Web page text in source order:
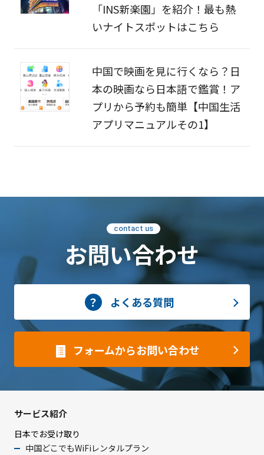
「INS新楽園」を紹介！最も熱
いナイトスポットはこちら
中国で映画を見に行くなら？日
本の映画なら日本語で鑑賞！ア
プリから予約も簡単【中国生活
アプリマニュアルその1】
contact us
お問い合わせ
よくある質問
フォームからお問い合わせ
サービス紹介
日本でお受け取り
中国どこでもWiFiレンタルプラン